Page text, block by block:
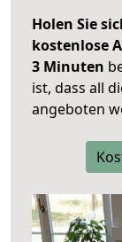
Holen Sie
kostenlose
3 Minuten
ist, dass all
angeboten